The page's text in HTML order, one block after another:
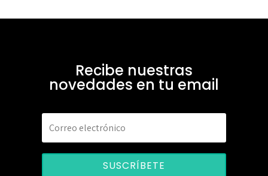
Recibe nuestras
novedades en tu email
SUSCRÍBETE